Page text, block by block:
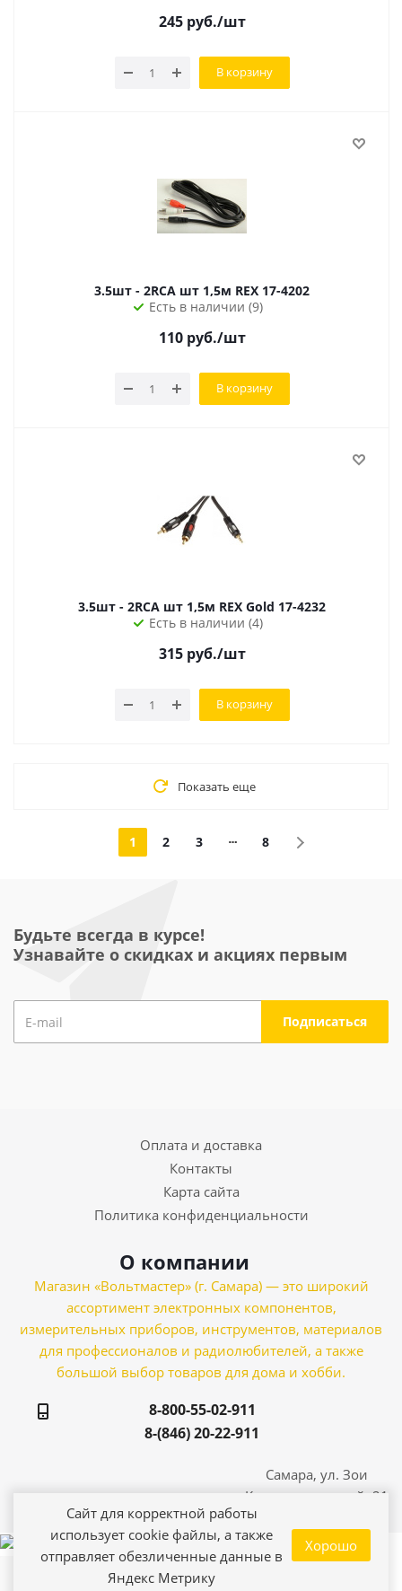
245руб./шт
В корзину
3.5шт - 2RCA шт 1,5м REХ 17-4202
Есть в наличии (9)
110руб./шт
В корзину
3.5шт - 2RCA шт 1,5м REХ Gold 17-4232
Есть в наличии (4)
315руб./шт
В корзину
Показать еще
1 2 3 8
Будьте всегда в курсе!
Узнавайте о скидках и акциях первым
Оплата и доставка
Контакты
Карта сайта
Политика конфиденциальности
О компании
Магазин «Вольтмастер» (г. Самара) — это широкий
ассортимент электронных компонентов,
измерительных приборов, инструментов, материалов
для профессионалов и радиолюбителей, а также
большой выбор товаров для дома и хобби.
8-800-55-02-911
8-(846) 20-22-911
Самара, ул. Зои
Космодемьянской, 21
Сайт для корректной работы
использует cookie файлы, а также
отправляет обезличенные данные в
Яндекс Метрику
Хорошо